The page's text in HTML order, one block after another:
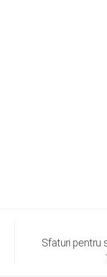
Sfaturi pentru